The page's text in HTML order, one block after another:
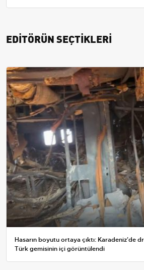
EDİTÖRÜN SEÇTİKLERİ
Hasarın boyutu ortaya çıktı: Karadeniz'de
Türk gemisinin içi görüntülendi